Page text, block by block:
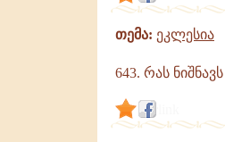
თემა: ეკლესია
643. რას